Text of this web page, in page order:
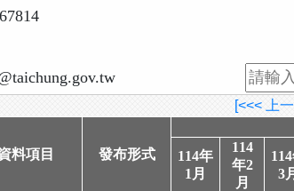
[<<< 上
料項目 發布形式
114年
1月
114
年2
月
3